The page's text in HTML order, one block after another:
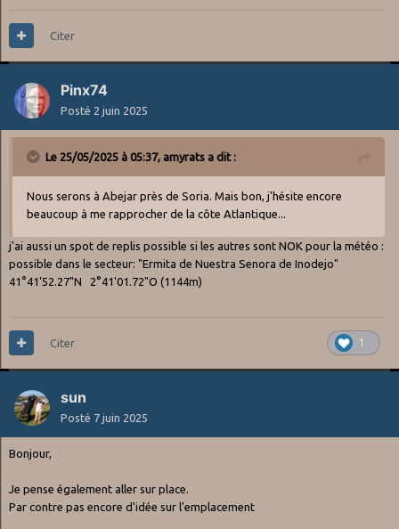
Citer
Pinx74
Posté 2 juin 2025
Le 25/05/2025 à 05:37, amyrats a dit :
Nous serons à Abejar près de Soria. Mais bon, j'hésite encore
beaucoup à me rapprocher de la côte Atlantique...
j'ai aussi un spot de replis possible si les autres sont NOK pour la météo :
possible dans le secteur: "Ermita de Nuestra Senora de Inodejo"
41°41'52.27"N 2°41'01.72"O (1144m)
1
Citer
sun
Posté 7 juin 2025
Bonjour,
Je pense également aller sur place.
Par contre pas encore d'idée sur l'emplacement